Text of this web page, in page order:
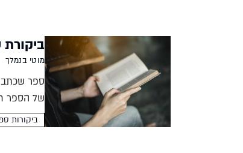
מוטי בנמלך
של הספר
המודרניות...
ביקורות